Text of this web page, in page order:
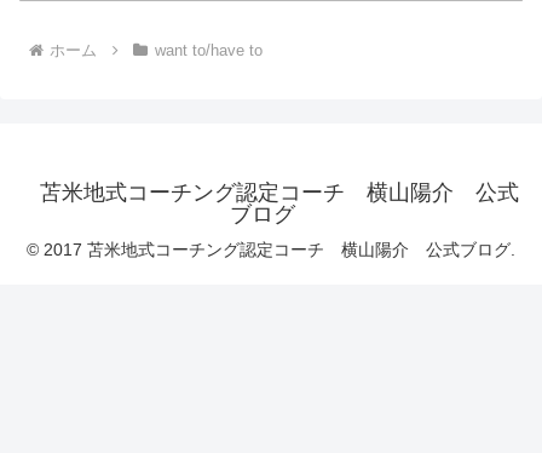
ホーム want to/have to
苫米地式コーチング認定コーチ 横山陽介 公式
ブログ
© 2017 苫米地式コーチング認定コーチ 横山陽介 公式ブログ.